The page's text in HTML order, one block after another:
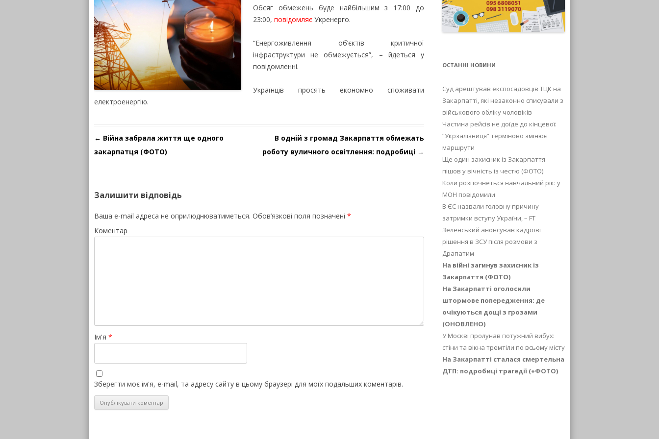
Обсяг обмежень буде найбільшим з 17:00 до
23:00, повідомляє Укренерго.
“Енергоживлення об’єктів критичної
інфраструктури не обмежується”, – йдеться у
повідомленні.
Українців просять економно споживати
електроенергію.
Навігація по запису
← Війна забрала життя ще одного
закарпатця (ФОТО)
В одній з громад Закарпаття обмежать
роботу вуличного освітлення: подробиці →
Залишити відповідь
Ваша e-mail адреса не оприлюднюватиметься. Обов’язкові поля позначені *
Коментар
Ім'я *
Зберегти моє ім'я, e-mail, та адресу сайту в цьому браузері для моїх подальших коментарів.
ОСТАННІ НОВИНИ
Суд арештував експосадовців ТЦК на
Закарпатті, які незаконно списували з
військового обліку чоловіків
Частина рейсів не доїде до кінцевої:
“Укрзалізниця” терміново змінює
маршрути
Ще один захисник із Закарпаття
пішов у вічність із честю (ФОТО)
Коли розпочнеться навчальний рік: у
МОН повідомили
В ЄС назвали головну причину
затримки вступу України, – FT
Зеленський анонсував кадрові
рішення в ЗСУ після розмови з
Драпатим
На війні загинув захисник із
Закарпаття (ФОТО)
На Закарпатті оголосили
штормове попередження: де
очікуються дощі з грозами
(ОНОВЛЕНО)
У Москві пролунав потужний вибух:
стіни та вікна тремтіли по всьому місту
На Закарпатті сталася смертельна
ДТП: подробиці трагедії (+ФОТО)